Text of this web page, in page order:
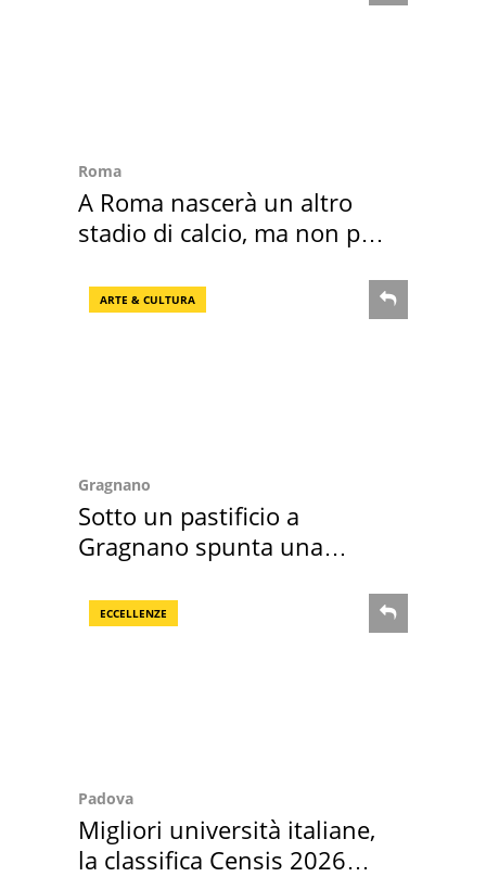
Roma
A Roma nascerà un altro
stadio di calcio, ma non per
ARTE & CULTURA
Gragnano
Sotto un pastificio a
Gragnano spunta una
ECCELLENZE
Padova
Migliori università italiane,
la classifica Censis 2026